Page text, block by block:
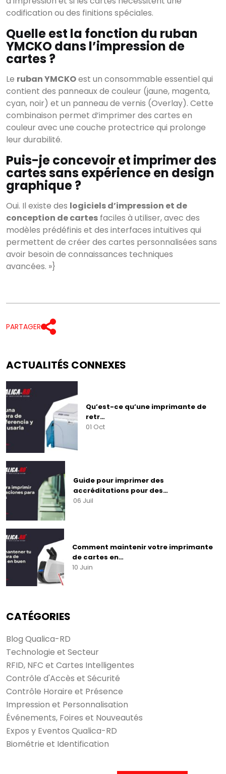
codification ou des finitions spéciales.
Quelle est la fonction du ruban
YMCKO dans l’impression de
cartes ?
Le ruban YMCKOest un consommable essentiel qui
contient des panneaux de couleur (jaune, magenta,
cyan, noir) et un panneau de vernis (Overlay). Cette
combinaison permet d’imprimer des cartes en
couleur avec une couche protectrice qui prolonge
leur durabilité.
Puis-je concevoir et imprimer des
cartes sans expérience en design
graphique ?
Oui. Il existe des logiciels d’impression et de
conception de cartes faciles à utiliser, avec des
modèles prédéfinis et des interfaces intuitives qui
permettent de créer des cartes personnalisées sans
avoir besoin de connaissances techniques
avancées. »}
PARTAGER
ACTUALITÉS CONNEXES
Qu’est-ce qu’une imprimante de
retr…
01 Oct
Guide pour imprimer des
accréditations pour des…
06 Juil
Comment maintenir votre imprimante
de cartes en…
10 Juin
CATÉGORIES
Blog Qualica-RD
Technologie et Secteur
RFID, NFC et Cartes Intelligentes
Contrôle d'Accès et Sécurité
Contrôle Horaire et Présence
Impression et Personnalisation
Événements, Foires et Nouveautés
Expos y Eventos Qualica-RD
Biométrie et Identification